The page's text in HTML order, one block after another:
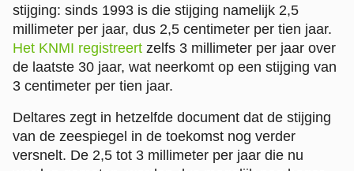
stijging: sinds 1993 is die stijging namelijk 2,5
millimeter per jaar, dus 2,5 centimeter per tien jaar.
Het KNMI registreert zelfs 3 millimeter per jaar over
de laatste 30 jaar, wat neerkomt op een stijging van
3 centimeter per tien jaar.
Deltares zegt in hetzelfde document dat de stijging
van de zeespiegel in de toekomst nog verder
versnelt. De 2,5 tot 3 millimeter per jaar die nu